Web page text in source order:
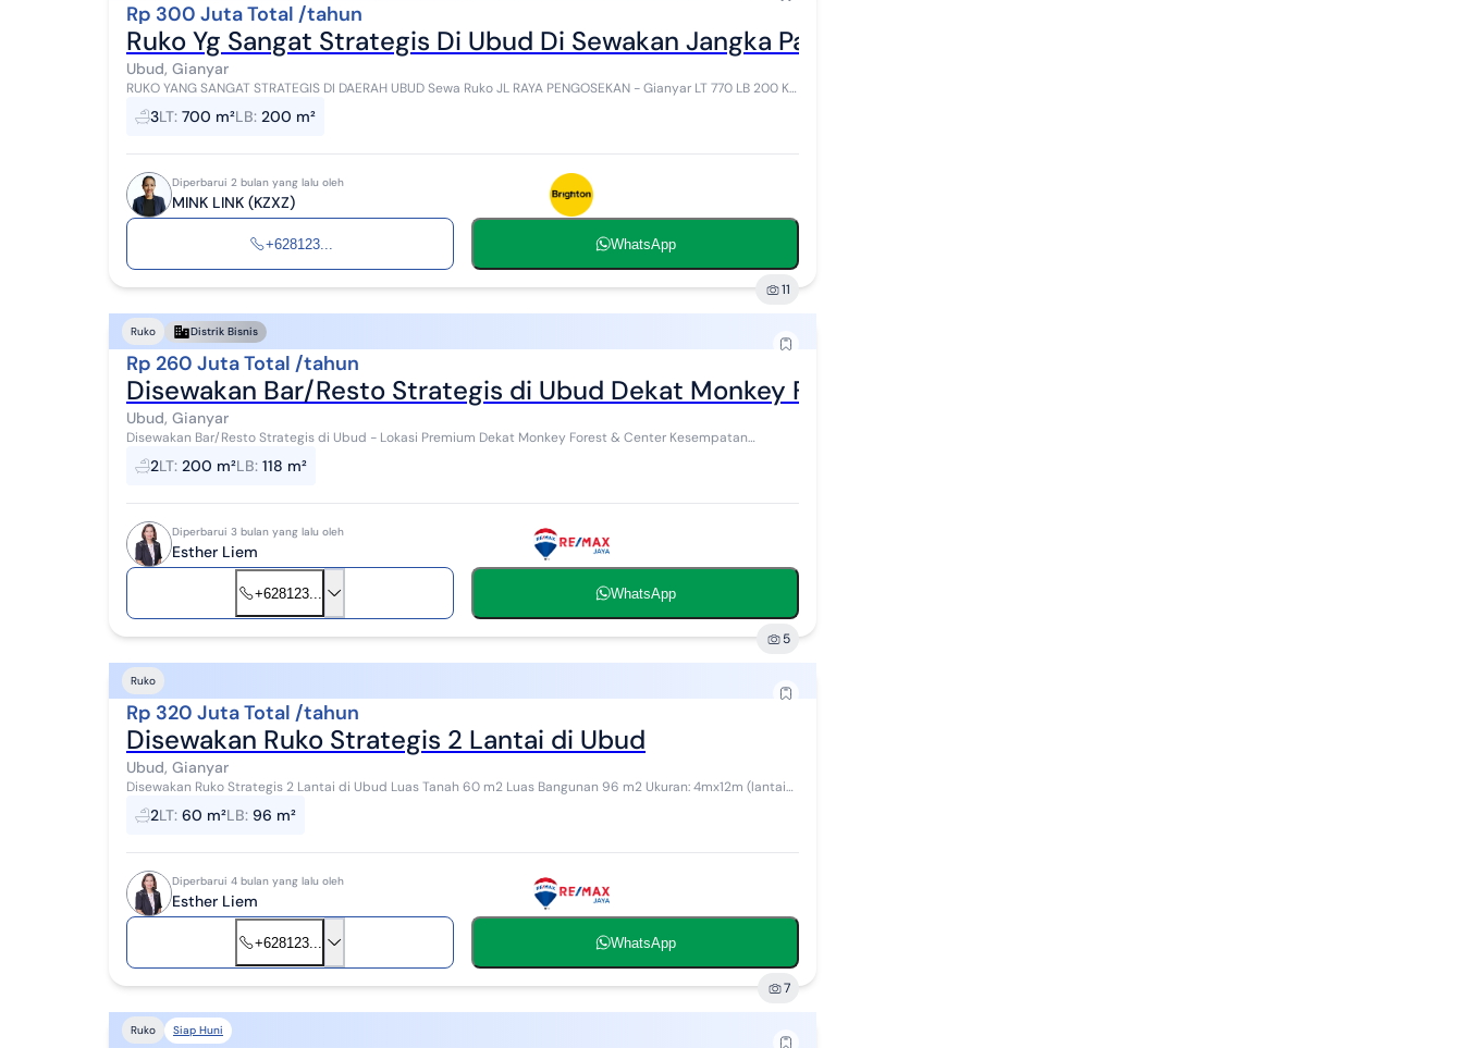
Rp 300 Juta Total /tahun
Ruko Yg Sangat Strategis Di Ubud Di Sewakan Jangka Panjang
Ubud, Gianyar
RUKO YANG SANGAT STRATEGIS DI DAERAH UBUD Sewa Ruko JL RAYA PENGOSEKAN - Gianyar LT 770 LB 200 KT
3LT: 700 m²LB: 200 m²
Diperbarui 2 bulan yang lalu oleh
MINK LINK (KZXZ)
+628123... WhatsApp
11
Ruko Distrik Bisnis
Rp 260 Juta Total /tahun
Disewakan Bar/Resto Strategis di Ubud Dekat Monkey Forest & Center
Ubud, Gianyar
Disewakan Bar/Resto Strategis di Ubud - Lokasi Premium Dekat Monkey Forest & Center Kesempatan
menarik untuk memiliki atau menyewa bar/resto di lo...
2LT: 200 m²LB: 118 m²
Diperbarui 3 bulan yang lalu oleh
Esther Liem
+628123... WhatsApp
5
Ruko
Rp 320 Juta Total /tahun
Disewakan Ruko Strategis 2 Lantai di Ubud
Ubud, Gianyar
Disewakan Ruko Strategis 2 Lantai di Ubud Luas Tanah 60 m2 Luas Bangunan 96 m2 Ukuran: 4mx12m (lantai
2LT: 60 m²LB: 96 m²
Diperbarui 4 bulan yang lalu oleh
Esther Liem
+628123... WhatsApp
7
Ruko Siap Huni